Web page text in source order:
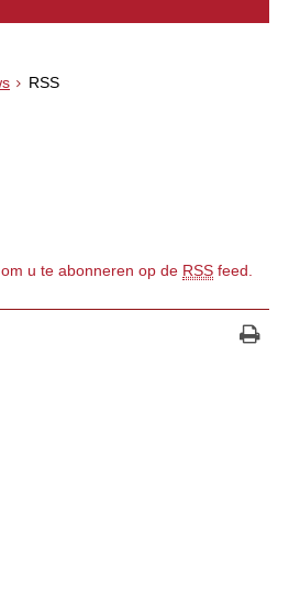
RSS
u te abonneren op de RSS feed.